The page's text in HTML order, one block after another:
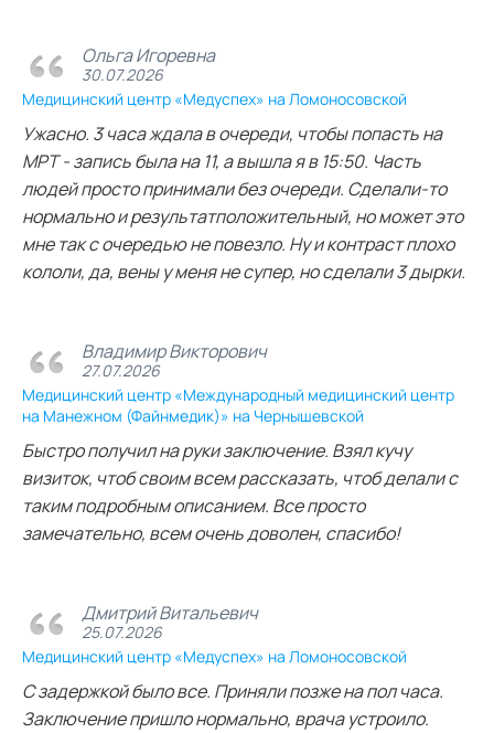
Ольга Игоревна
30.07.2026
Медицинский центр «Медуспех» на Ломоносовской
Ужасно. 3 часа ждала в очереди, чтобы попасть на
МРТ - запись была на 11, а вышла я в 15:50. Часть
людей просто принимали без очереди. Сделали-то
нормально и результатположительный, но может это
мне так с очередью не повезло. Ну и контраст плохо
кололи, да, вены у меня не супер, но сделали 3 дырки.
Владимир Викторович
27.07.2026
Медицинский центр «Международный медицинский центр
на Манежном (Файнмедик)» на Чернышевской
Быстро получил на руки заключение. Взял кучу
визиток, чтоб своим всем рассказать, чтоб делали с
таким подробным описанием. Все просто
замечательно, всем очень доволен, спасибо!
Дмитрий Витальевич
25.07.2026
Медицинский центр «Медуспех» на Ломоносовской
С задержкой было все. Приняли позже на пол часа.
Заключение пришло нормально, врача устроило.